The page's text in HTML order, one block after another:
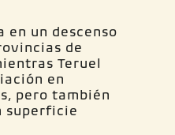
en un descenso
de
Teruel
en
pero también
superficie